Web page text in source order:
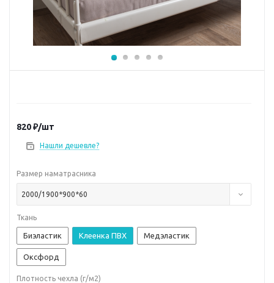
820₽/шт
Нашли дешевле?
Размер наматрасника
2000/1900*900*60
Ткань
Биэластик Клеенка ПВХ Медэластик
Оксфорд
Плотность чехла (г/м2)